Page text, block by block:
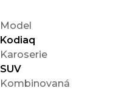
Model
Kodiaq
Karoserie
SUV
Kombinovaná